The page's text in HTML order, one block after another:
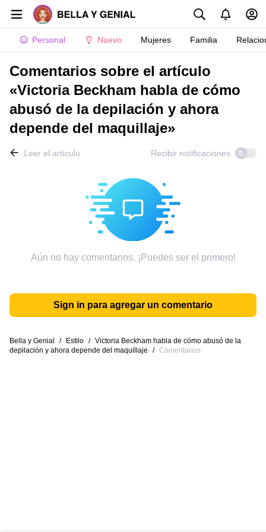
Personal Nuevo Mujeres Familia
Comentarios sobre el artículo
«Victoria Beckham habla de cómo
abusó de la depilación y ahora
depende del maquillaje»
Leer el artículo Recibir notificaciones
Aún no hay comentarios. ¡Puedes ser el primero!
Sign in para agregar un comentario
Bella y Genial / Estilo / Victoria Beckham habla de cómo abusó de la
depilación y ahora depende del maquillaje
/ Comentarios